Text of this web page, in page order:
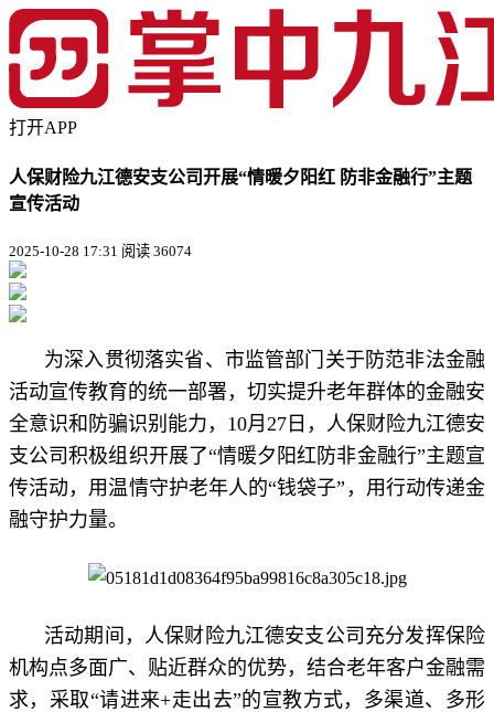
打开APP
人保财险九江德安支公司开展“情暖夕阳红 防非金融行”主题
宣传活动
2025-10-28 17:31 阅读 36074
为深入贯彻落实省、市监管部门关于防范非法金融
活动宣传教育的统一部署，切实提升老年群体的金融安
全意识和防骗识别能力，10月27日，人保财险九江德安
支公司积极组织开展了“情暖夕阳红防非金融行”主题宣
传活动，用温情守护老年人的“钱袋子”，用行动传递金
融守护力量。
活动期间，人保财险九江德安支公司充分发挥保险
机构点多面广、贴近群众的优势，结合老年客户金融需
求，采取“请进来+走出去”的宣教方式，多渠道、多形